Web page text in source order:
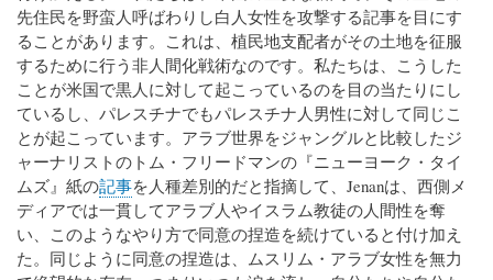
先住民を野蛮人呼ばわりし白人女性を攻撃する記事を目にす
ることがあります。これは、植民地支配者がその土地を征服
するために行う非人間化戦術なのです。私たちは、こうした
ことが米国で黒人に対して起こっているのを目の当たりにし
ているし、パレスチナでもパレスチナ人男性に対して同じこ
とが起こっています。アラブ世界をジャングルと比較したジ
ャーナリストのトム・フリードマンの『ニューヨーク・タイ
ムズ』紙の記事を人種差別的だと指摘して、Jenanは、西側メ
ディアでは一貫してアラブ人やイスラム教徒の人間性を奪
い、このようなやり方で同意の捏造を続けていると付け加え
た。同じように同意の捏造は、ムスリム・アラブ女性を無力